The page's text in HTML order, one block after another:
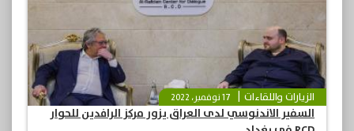
الزيارات واللقاءات 17 نوفمبر، 2022
السفير الاندنوسي لدى العراق يزور مركز الرافدين للحوار